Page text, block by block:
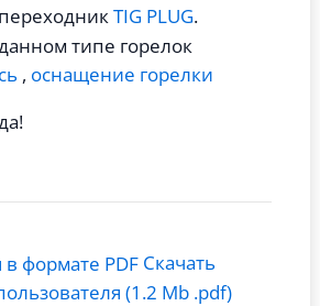
TIG PLUG.
типе горелок
, оснащение горелки
Скачать
(1.2 Mb .pdf)